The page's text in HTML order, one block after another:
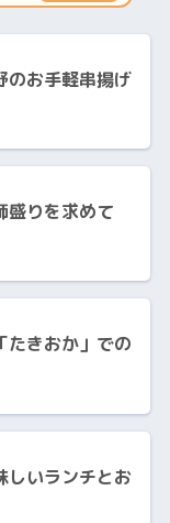
のお手軽串揚げ
盛りを求めて
たきおか」での
しいランチとお